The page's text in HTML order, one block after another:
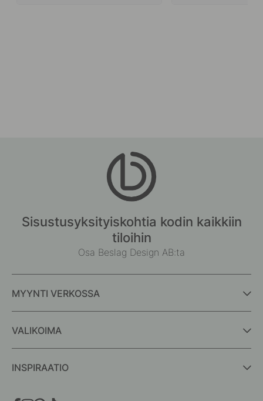
Sisustusyksityiskohtia kodin kaikkiin
tiloihin
Osa Beslag Design AB:ta
MYYNTI VERKOSSA
VALIKOIMA
INSPIRAATIO